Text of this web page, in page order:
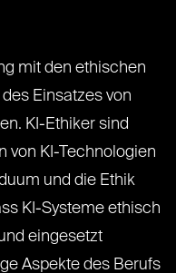
mit den ethischen
Einsatzes von
KI-Ethiker sind
von KI-Technologien
und die Ethik
KI-Systeme ethisch
eingesetzt
Aspekte des Berufs